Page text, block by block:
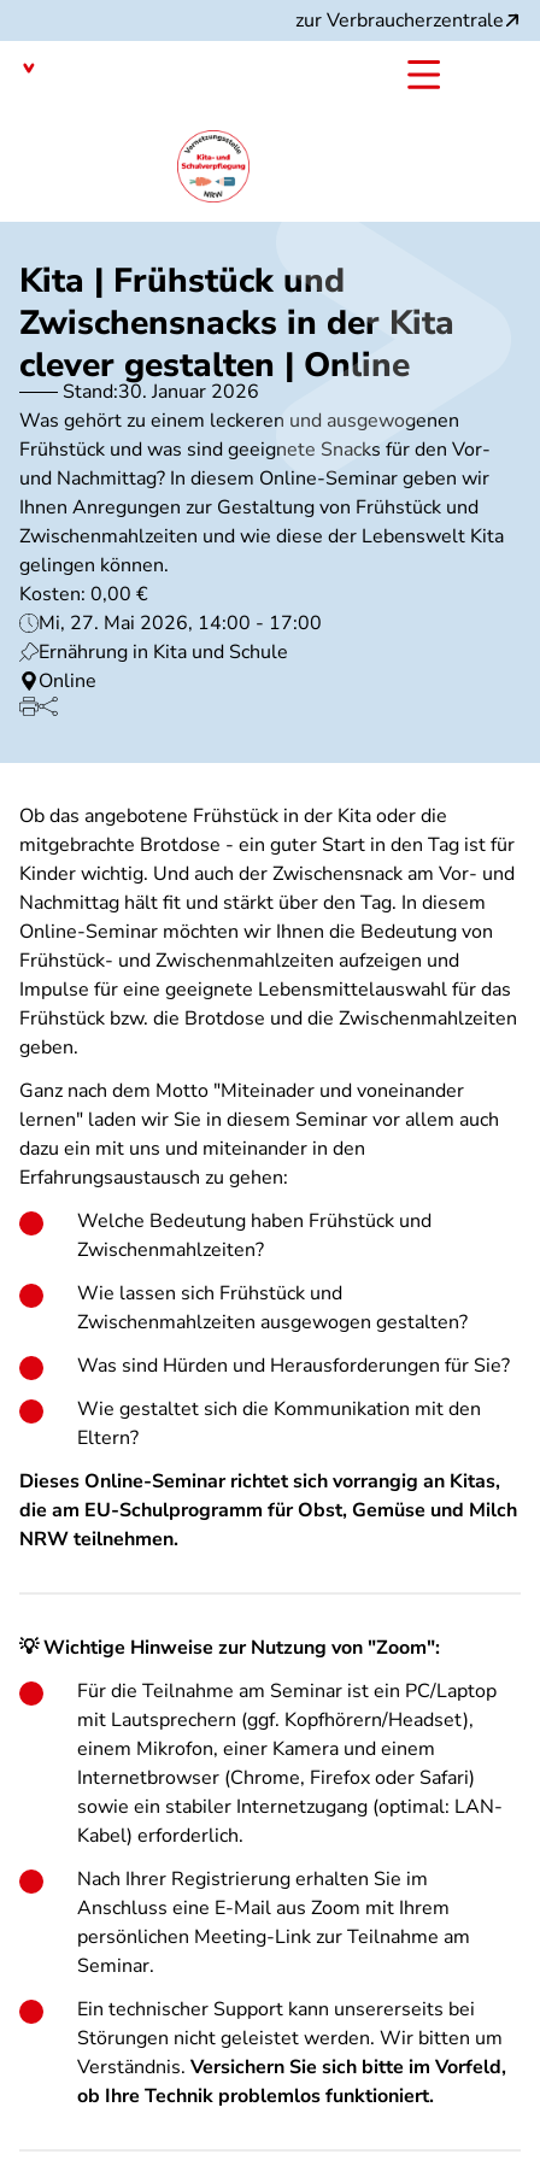
zum
Inhalt
zur Verbraucherzentrale
Kita | Frühstück und
Zwischensnacks in der Kita
clever gestalten | Online
Stand:30. Januar 2026
Was gehört zu einem leckeren und ausgewogenen
Frühstück und was sind geeignete Snacks für den Vor-
und Nachmittag? In diesem Online-Seminar geben wir
Ihnen Anregungen zur Gestaltung von Frühstück und
Zwischenmahlzeiten und wie diese der Lebenswelt Kita
gelingen können.
Kosten: 0,00 €
Mi, 27. Mai 2026, 14:00 - 17:00
Ernährung in Kita und Schule
Online
Ob das angebotene Frühstück in der Kita oder die
mitgebrachte Brotdose - ein guter Start in den Tag ist für
Kinder wichtig. Und auch der Zwischensnack am Vor- und
Nachmittag hält fit und stärkt über den Tag. In diesem
Online-Seminar möchten wir Ihnen die Bedeutung von
Frühstück- und Zwischenmahlzeiten aufzeigen und
Impulse für eine geeignete Lebensmittelauswahl für das
Frühstück bzw. die Brotdose und die Zwischenmahlzeiten
geben.
Ganz nach dem Motto "Miteinader und voneinander
lernen" laden wir Sie in diesem Seminar vor allem auch
dazu ein mit uns und miteinander in den
Erfahrungsaustausch zu gehen:
Welche Bedeutung haben Frühstück und
Zwischenmahlzeiten?
Wie lassen sich Frühstück und
Zwischenmahlzeiten ausgewogen gestalten?
Was sind Hürden und Herausforderungen für Sie?
Wie gestaltet sich die Kommunikation mit den
Eltern?
Dieses Online-Seminar richtet sich vorrangig an Kitas,
die am EU-Schulprogramm für Obst, Gemüse und Milch
NRW teilnehmen.
💡 Wichtige Hinweise zur Nutzung von "Zoom":
Für die Teilnahme am Seminar ist ein PC/Laptop
mit Lautsprechern (ggf. Kopfhörern/Headset),
einem Mikrofon, einer Kamera und einem
Internetbrowser (Chrome, Firefox oder Safari)
sowie ein stabiler Internetzugang (optimal: LAN-
Kabel) erforderlich.
Nach Ihrer Registrierung erhalten Sie im
Anschluss eine E-Mail aus Zoom mit Ihrem
persönlichen Meeting-Link zur Teilnahme am
Seminar.
Ein technischer Support kann unsererseits bei
Störungen nicht geleistet werden. Wir bitten um
Verständnis. Versichern Sie sich bitte im Vorfeld,
ob Ihre Technik problemlos funktioniert.